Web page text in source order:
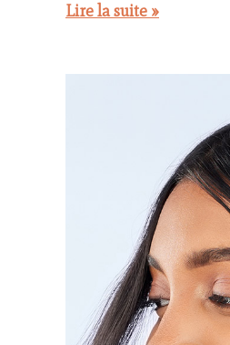
Lire la suite »